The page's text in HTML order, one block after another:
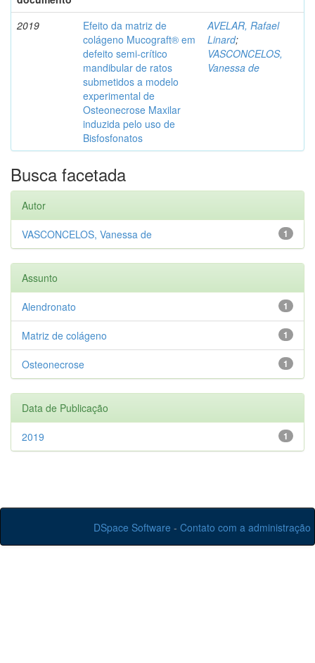
2019
Efeito da matriz de
colágeno Mucograft® em
defeito semi-crítico
mandibular de ratos
submetidos a modelo
experimental de
Osteonecrose Maxilar
induzida pelo uso de
Bisfosfonatos
AVELAR, Rafael
Linard;
VASCONCELOS,
Vanessa de
Busca facetada
Autor
1
VASCONCELOS, Vanessa de
Assunto
1
Alendronato
1
Matriz de colágeno
1
Osteonecrose
Data de Publicação
1
2019
DSpace Software - Contato com a administração